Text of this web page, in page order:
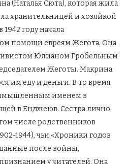
(Наталья Сюта), которая жила
хранительницей и хозяйкой
году начала
помощи евреям Жегота. Она
Юлианом Гробельным
Жеготы. Макрина
им еду и деньги. В то время
именем в
в Енджеюв. Сестра лично
числе родственников
1944), чьи «Хроники годов
после войны,
у читателей. Она